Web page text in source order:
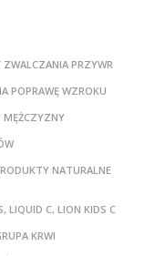
PRZYWR
POPRAWĘ WZROKU
MĘŻCZYZNY
NATURALNE
LIQUID C, LION KIDS C
KRWI